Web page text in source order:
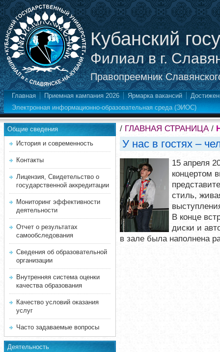
Кубанский
Филиал в г.
Правопреемник
Главная Приемная кампания 2026 Ярмарка вакансий
Электронная информационно-образовательная среда (ЭИОС)
Общие сведения
История и современность
Контакты
Лицензия, Свидетельство о
государственной аккредитации
Мониторинг эффективности
деятельности
Отчет о результатах
самообследования
Сведения об образовательной
организации
Внутренняя система оценки
качества образования
Качество условий оказания
услуг
Часто задаваемые вопросы
Деятельность
/ ГЛАВНАЯ СТРАНИЦА/
У нас в гостях –
15 апреля
концертом
стиль,
В конце
диски и
в зале была наполнена